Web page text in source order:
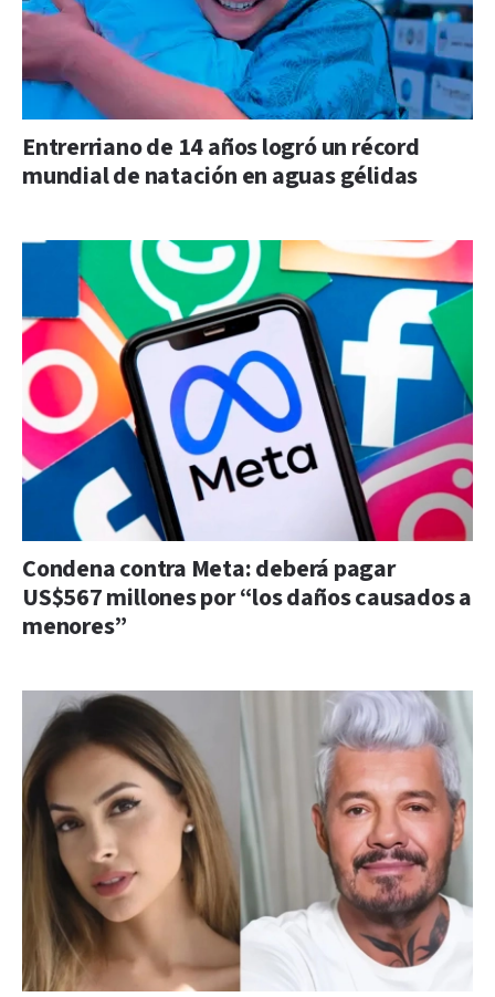
Entrerriano de 14 años logró un récord
mundial de natación en aguas gélidas
Condena contra Meta: deberá pagar
US$567 millones por “los daños causados a
menores”